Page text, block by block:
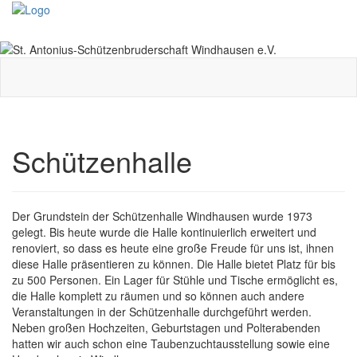
Schützenhalle
Der Grundstein der Schützenhalle Windhausen wurde 1973
gelegt. Bis heute wurde die Halle kontinuierlich erweitert und
renoviert, so dass es heute eine große Freude für uns ist, ihnen
diese Halle präsentieren zu können. Die Halle bietet Platz für bis
zu 500 Personen. Ein Lager für Stühle und Tische ermöglicht es,
die Halle komplett zu räumen und so können auch andere
Veranstaltungen in der Schützenhalle durchgeführt werden.
Neben großen Hochzeiten, Geburtstagen und Polterabenden
hatten wir auch schon eine Taubenzuchtausstellung sowie eine